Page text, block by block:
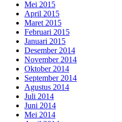
Mei 2015
April 2015
Maret 2015
Februari 2015
Januari 2015
Desember 2014
November 2014
Oktober 2014
September 2014
Agustus 2014
Juli 2014
Juni 2014
Mei 2014